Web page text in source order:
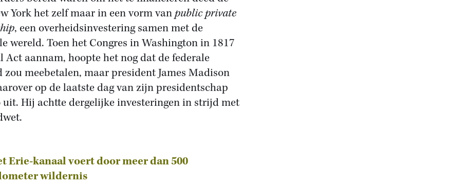
York het zelf maar in een vorm vanpublic private
, een overheidsinvestering samen met de
wereld. Toen het Congres in Washington in 1817
Act aannam, hoopte het nog dat de federale
zou meebetalen, maar president James Madison
op de laatste dag van zijn presidentschap
uit. Hij achtte dergelijke investeringen in strijd met
Erie-kanaal voert door meer dan 500
wildernis